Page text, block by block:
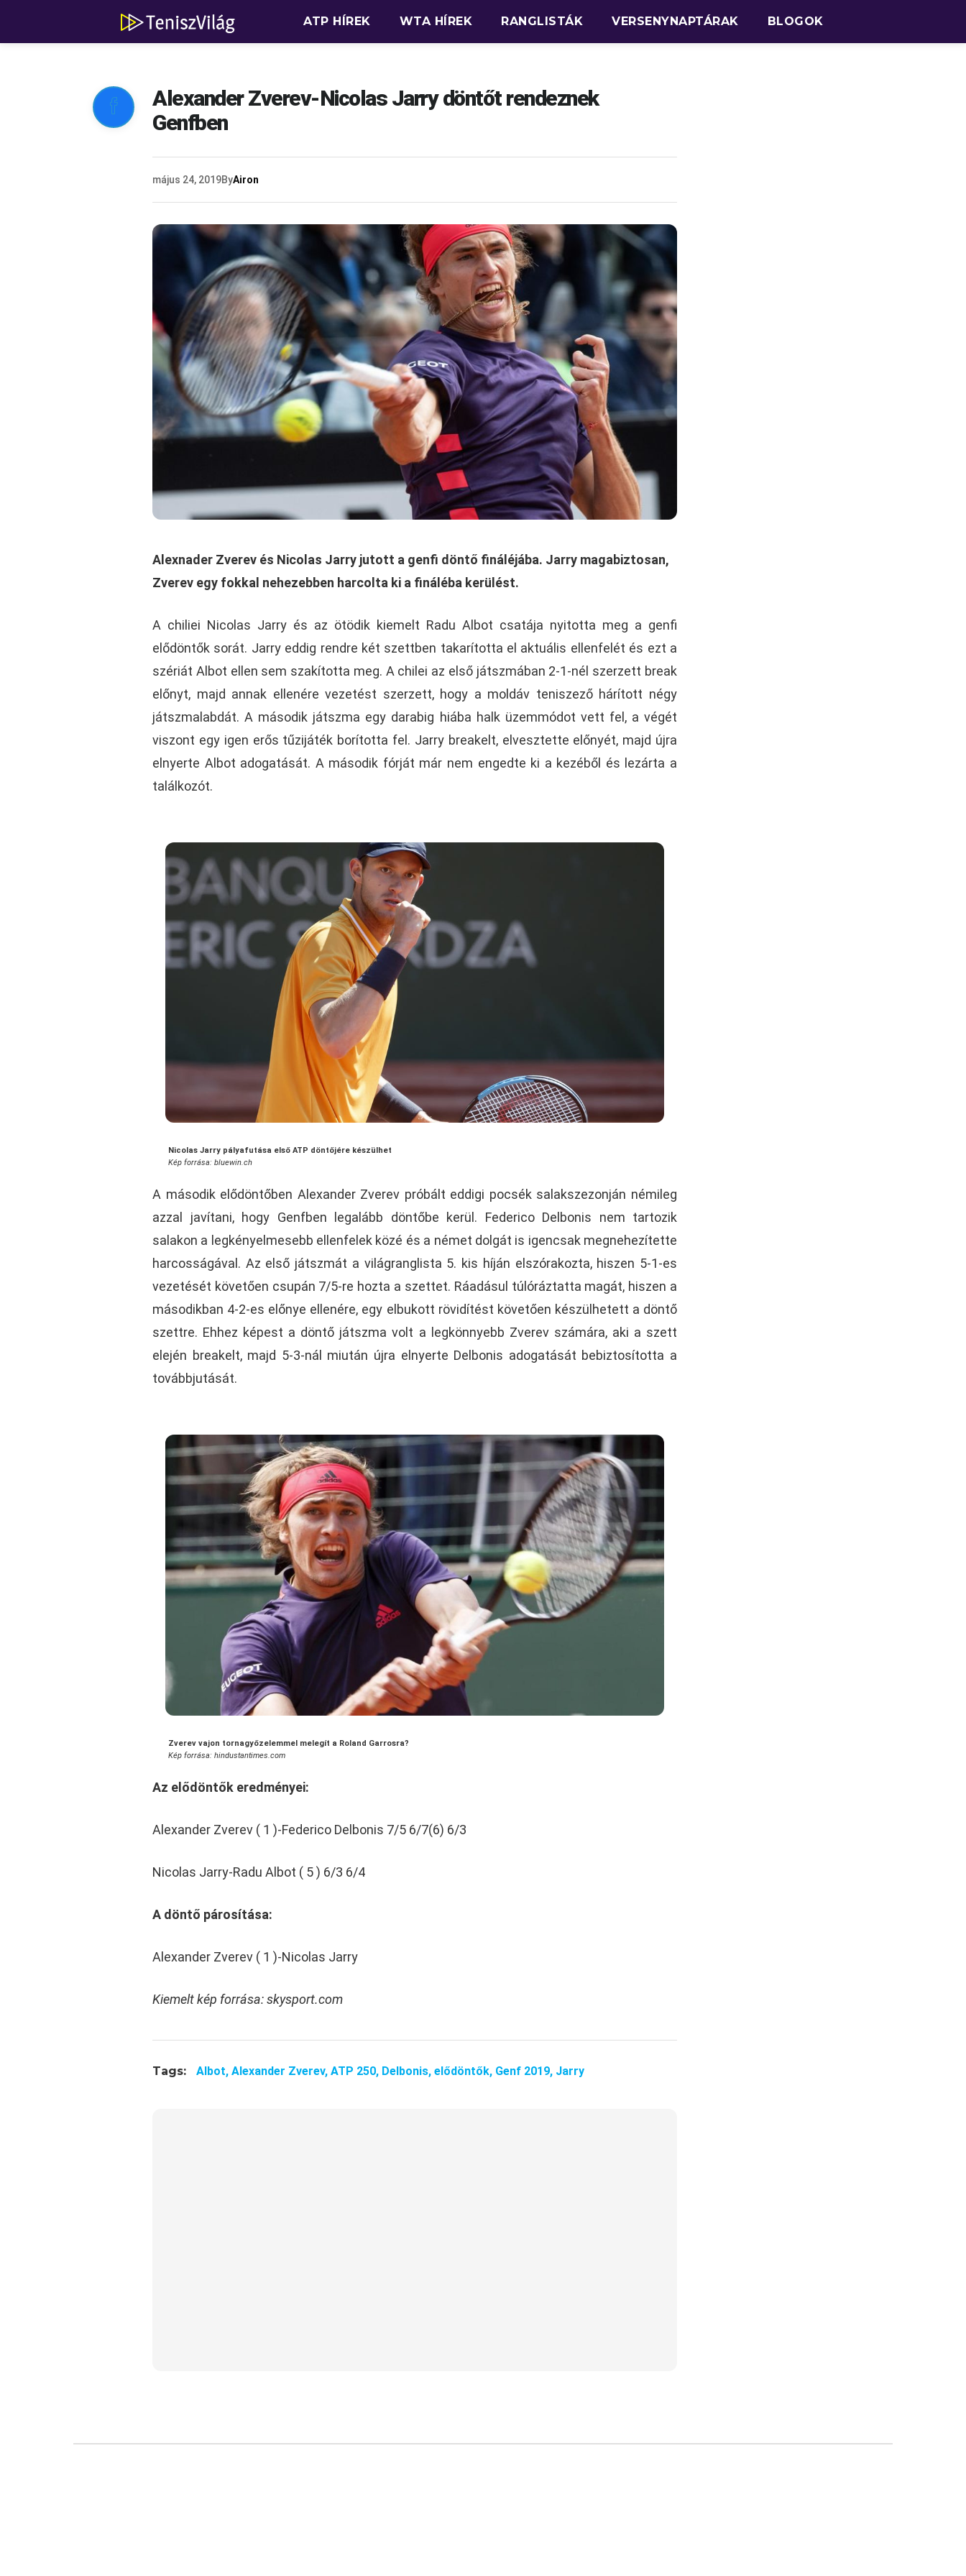
ATP HÍREK WTA HÍREK RANGLISTÁK VERSENYNAPTÁRAK BLOGOK

Alexander Zverev-Nicolas Jarry döntőt rendeznek
Genfben
május 24, 2019ByAiron
Alexnader Zverev és Nicolas Jarry jutott a genfi döntő fináléjába. Jarry magabiztosan,
Zverev egy fokkal nehezebben harcolta ki a fináléba kerülést.
A chiliei Nicolas Jarry és az ötödik kiemelt Radu Albot csatája nyitotta meg a genfi
elődöntők sorát. Jarry eddig rendre két szettben takarította el aktuális ellenfelét és ezt a
szériát Albot ellen sem szakította meg. A chilei az első játszmában 2-1-nél szerzett break
előnyt, majd annak ellenére vezetést szerzett, hogy a moldáv teniszező hárított négy
játszmalabdát. A második játszma egy darabig hiába halk üzemmódot vett fel, a végét
viszont egy igen erős tűzijáték borította fel. Jarry breakelt, elvesztette előnyét, majd újra
elnyerte Albot adogatását. A második fórját már nem engedte ki a kezéből és lezárta a
találkozót.
Nicolas Jarry pályafutása első ATP döntőjére készülhet
Kép forrása: bluewin.ch
A második elődöntőben Alexander Zverev próbált eddigi pocsék salakszezonján némileg
azzal javítani, hogy Genfben legalább döntőbe kerül. Federico Delbonis nem tartozik
salakon a legkényelmesebb ellenfelek közé és a német dolgát is igencsak megnehezítette
harcosságával. Az első játszmát a világranglista 5. kis híján elszórakozta, hiszen 5-1-es
vezetését követően csupán 7/5-re hozta a szettet. Ráadásul túlóráztatta magát, hiszen a
másodikban 4-2-es előnye ellenére, egy elbukott rövidítést követően készülhetett a döntő
szettre. Ehhez képest a döntő játszma volt a legkönnyebb Zverev számára, aki a szett
elején breakelt, majd 5-3-nál miután újra elnyerte Delbonis adogatását bebiztosította a
továbbjutását.
Zverev vajon tornagyőzelemmel melegít a Roland Garrosra?
Kép forrása: hindustantimes.com
Az elődöntők eredményei:
Alexander Zverev ( 1 )-Federico Delbonis 7/5 6/7(6) 6/3
Nicolas Jarry-Radu Albot ( 5 ) 6/3 6/4
A döntő párosítása:
Alexander Zverev ( 1 )-Nicolas Jarry
Kiemelt kép forrása: skysport.com
Tags: Albot, Alexander Zverev, ATP 250, Delbonis, elődöntők, Genf 2019, Jarry